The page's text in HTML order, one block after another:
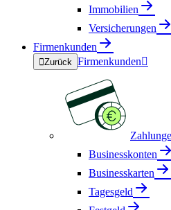
Immobilien
Versicherungen
Firmenkunden
Zurück Firmenkunden
Businesskonten
Businesskarten
Tagesgeld